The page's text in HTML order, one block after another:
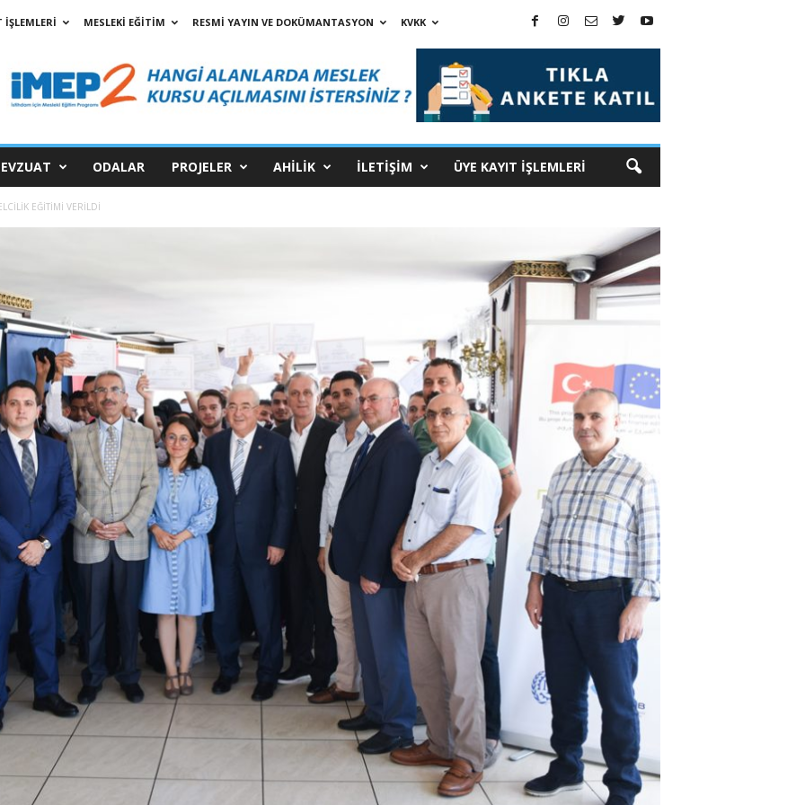
İŞLEMLERİ MESLEKİ EĞİTİM RESMİ YAYIN VE DOKÜMANTASYON
KVKK
ODALAR PROJELER AHİLİK İLETİŞİM ÜYE KAYIT İŞLEMLERİ
EĞİTİMİ VERİLDİ